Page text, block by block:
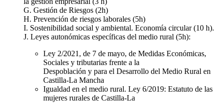
G. Gestión de Riesgos (2h)
H. Prevención de riesgos laborales (5h)
I. Sostenibilidad social y ambiental. Economía circular (10 h).
J. Leyes autonómicas específicas del medio rural (5h):
Ley 2/2021, de 7 de mayo, de Medidas Económicas,
Sociales y tributarias frente a la
Despoblación y para el Desarrollo del Medio Rural en
Castilla-La Mancha
Igualdad en el medio rural. Ley 6/2019: Estatuto de las
mujeres rurales de Castilla-La